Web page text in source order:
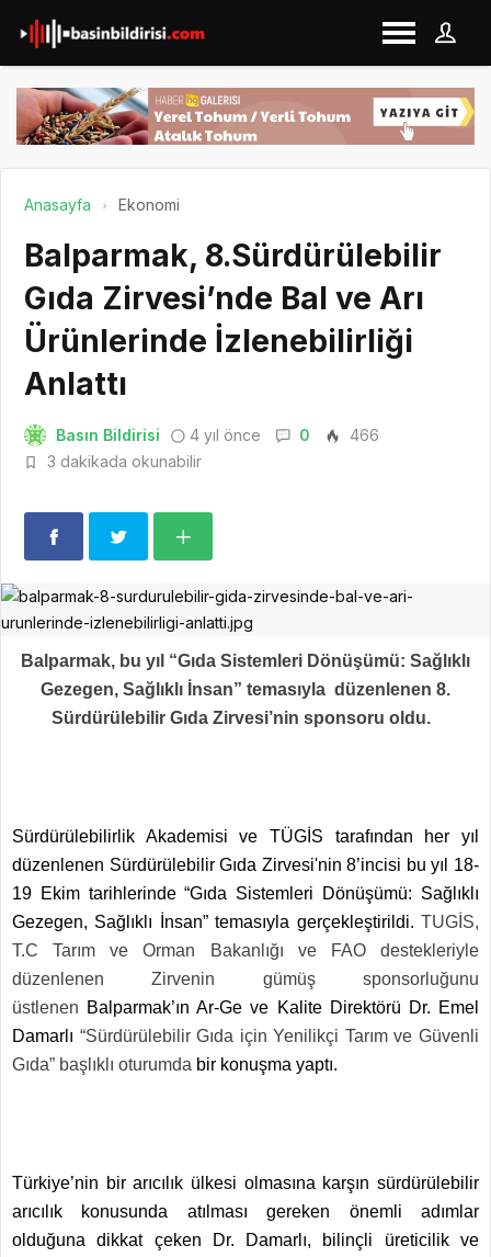
Anasayfa Ekonomi
Balparmak, 8.Sürdürülebilir
Gıda Zirvesi’nde Bal ve Arı
Ürünlerinde İzlenebilirliği
Anlattı
Basın Bildirisi 4 yıl önce 0
466
3 dakikada okunabilir
Balparmak, bu yıl “Gıda Sistemleri Dönüşümü: Sağlıklı
Gezegen, Sağlıklı İnsan” temasıyla düzenlenen 8.
Sürdürülebilir Gıda Zirvesi’nin sponsoru oldu.
Sürdürülebilirlik Akademisi ve TÜGİS tarafından her yıl
düzenlenen Sürdürülebilir Gıda Zirvesi'nin 8’incisi bu yıl 18-
19 Ekim tarihlerinde “Gıda Sistemleri Dönüşümü: Sağlıklı
Gezegen, Sağlıklı İnsan” temasıyla gerçekleştirildi. TUGİS,
T.C Tarım ve Orman Bakanlığı ve FAO destekleriyle
düzenlenen Zirvenin gümüş sponsorluğunu
üstlenen Balparmak’ın Ar-Ge ve Kalite Direktörü Dr. Emel
Damarlı “Sürdürülebilir Gıda için Yenilikçi Tarım ve Güvenli
Gıda” başlıklı oturumda bir konuşma yaptı.
Türkiye’nin bir arıcılık ülkesi olmasına karşın sürdürülebilir
arıcılık konusunda atılması gereken önemli adımlar
olduğuna dikkat çeken Dr. Damarlı, bilinçli üreticilik ve